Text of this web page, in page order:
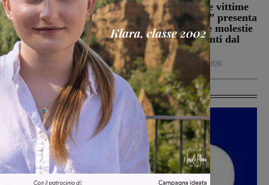
Doppio tamponamento
nel tratto di A1 fra
Firenze sud e Incisa: sei
persone ferite
Cronaca 6 Agosto 2026
Il Comitato “Le vittime
di Podere Rota” presenta
un esposto sulle molestie
olfattive derivanti dal
sito
Cronaca 6 Agosto 2026
Ultime Calcio